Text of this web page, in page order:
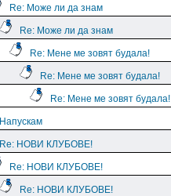
Re: Може ли да знам
Re: Може ли да знам
Re: Мене ме зовят будала!
Re: Мене ме зовят будала!
Re: Мене ме зовят будала!
Напускам
Re: НОВИ КЛУБОВЕ!
Re: НОВИ КЛУБОВЕ!
Re: НОВИ КЛУБОВЕ!